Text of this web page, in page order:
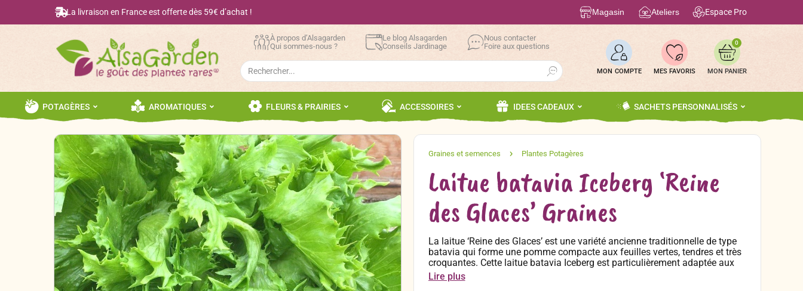
La livraison en France est offerte dès 59€ d’achat ! Magasin Ateliers Espace Pro
À propos d’Alsagarden
Qui sommes-nous ?
Le blog Alsagarden
Conseils Jardinage
Nous contacter
Foire aux questions
Search
for:
Search Button
MON COMPTE MES FAVORIS
0
POTAGÈRES AROMATIQUES FLEURS & PRAIRIES ACCESSOIRES IDEES CADEAUX SACHETS PERSONNALISÉS
Laitue batavia Iceberg ‘Reine
des Glaces’ Graines
La laitue ‘Reine des Glaces’ est une variété ancienne traditionnelle de type
batavia qui forme une pomme compacte aux feuilles vertes, tendres et très
croquantes. Cette laitue batavia Iceberg est particulièrement adaptée aux
climats frais.
Lire plus